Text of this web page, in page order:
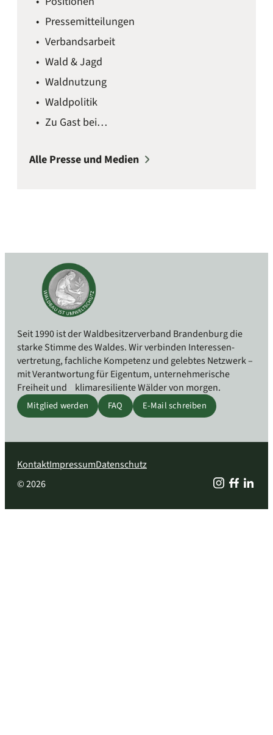
Presse­mitteilungen
Verbandsarbeit
Wald & Jagd
Waldnutzung
Waldpolitik
Zu Gast bei…
Alle Presse und Medien
Seit 1990 ist der Waldbesitzerverband Branden­burg die
starke Stimme des Waldes. Wir verbinden Interessen­
vertretung, fachliche Kompetenz und gelebtes Netzwerk –
mit Verant­wortung für Eigentum, unter­nehmerische
Freiheit und klima­resiliente Wälder von morgen.
Mitglied werden FAQ E-Mail schreiben
KontaktImpressumDatenschutz
© 2026